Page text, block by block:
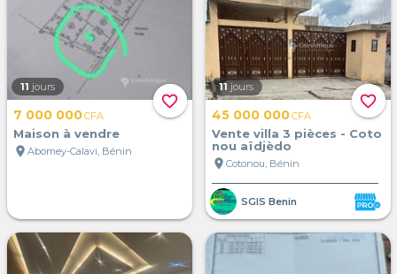
favorite_border
11 jours
7 000 000CFA
Maison à vendre
location_on Abomey-Calavi, Bénin
favorite_border
11 jours
45 000 000CFA
Vente villa 3 pièces - Coto
nou aïdjèdo
location_on Cotonou, Bénin
SGIS Benin